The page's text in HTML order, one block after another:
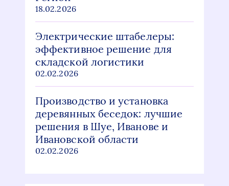
18.02.2026
Электрические штабелеры:
эффективное решение для
складской логистики
02.02.2026
Производство и установка
деревянных беседок: лучшие
решения в Шуе, Иванове и
Ивановской области
02.02.2026